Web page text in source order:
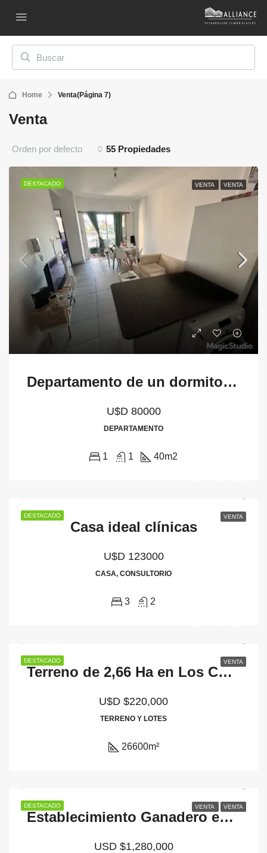
Home Venta(Página 7)
Venta
55 Propiedades
Orden por defecto
DESTACADO VENTA VENTA
Departamento de un dormitorio
U$D 80000
DEPARTAMENTO
1 1 40m2
DESTACADO VENTA
Casa ideal clínicas
U$D 123000
CASA, CONSULTORIO
3 2
DESTACADO VENTA
Terreno de 2,66 Ha en Los Cocos
U$D $220,000
TERRENO Y LOTES
26600m²
DESTACADO VENTA VENTA
Establecimiento Ganadero en Venta – 1.600 Hectáreas en Esteban Rams, Santa Fe
USD$1,280,000